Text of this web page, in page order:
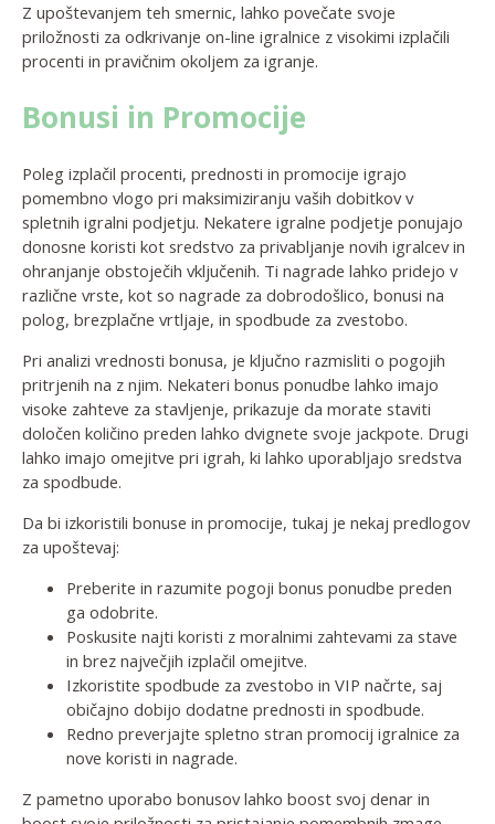
Z upoštevanjem teh smernic, lahko povečate svoje
priložnosti za odkrivanje on-line igralnice z visokimi izplačili
procenti in pravičnim okoljem za igranje.
Bonusi in Promocije
Poleg izplačil procenti, prednosti in promocije igrajo
pomembno vlogo pri maksimiziranju vaših dobitkov v
spletnih igralni podjetju. Nekatere igralne podjetje ponujajo
donosne koristi kot sredstvo za privabljanje novih igralcev in
ohranjanje obstoječih vključenih. Ti nagrade lahko pridejo v
različne vrste, kot so nagrade za dobrodošlico, bonusi na
polog, brezplačne vrtljaje, in spodbude za zvestobo.
Pri analizi vrednosti bonusa, je ključno razmisliti o pogojih
pritrjenih na z njim. Nekateri bonus ponudbe lahko imajo
visoke zahteve za stavljenje, prikazuje da morate staviti
določen količino preden lahko dvignete svoje jackpote. Drugi
lahko imajo omejitve pri igrah, ki lahko uporabljajo sredstva
za spodbude.
Da bi izkoristili bonuse in promocije, tukaj je nekaj predlogov
za upoštevaj:
Preberite in razumite pogoji bonus ponudbe preden
ga odobrite.
Poskusite najti koristi z moralnimi zahtevami za stave
in brez največjih izplačil omejitve.
Izkoristite spodbude za zvestobo in VIP načrte, saj
običajno dobijo dodatne prednosti in spodbude.
Redno preverjajte spletno stran promocij igralnice za
nove koristi in nagrade.
Z pametno uporabo bonusov lahko boost svoj denar in